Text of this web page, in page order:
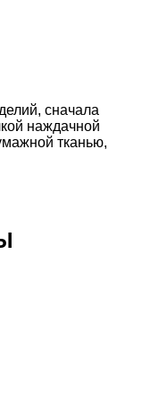
сначала
наждачной
тканью,